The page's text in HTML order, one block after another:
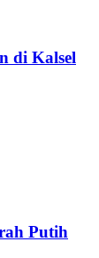
di Kalsel
Putih